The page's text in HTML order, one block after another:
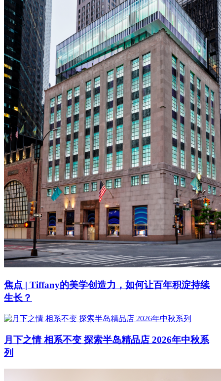
焦点 | Tiffany的美学创造力，如何让百年积淀持续
生长？
月下之情 相系不变 探索半岛精品店 2026年中秋系
列